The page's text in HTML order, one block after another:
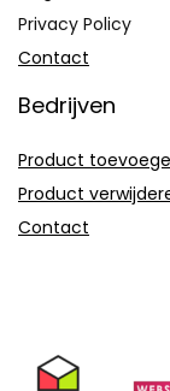
Privacy Policy
Contact
Bedrijven
Product
Product
Contact